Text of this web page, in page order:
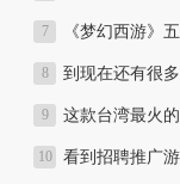
《梦幻西游》五开109
到现在还有很多人以
这款台湾最火的手游出现了
看到招聘推广游戏员千